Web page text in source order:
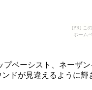
[PR] こ
ホーム
ベーシスト、ネーザ
ドが見違えるように輝